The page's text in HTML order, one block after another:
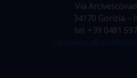
Via
34170 Gorizia –
tel. +39 0481